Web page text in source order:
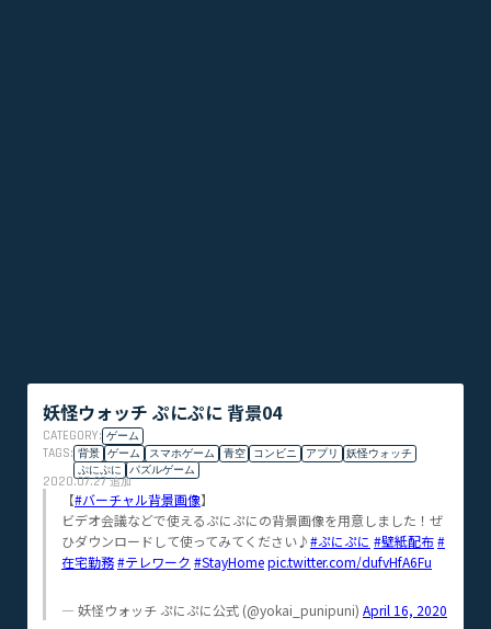
妖怪ウォッチ ぷにぷに 背景04
CATEGORY: ゲーム
TAGS: 背景 ゲーム スマホゲーム 青空 コンビニ アプリ
妖怪ウォッチ
ぷにぷに
パズルゲーム
2020.07.27追加
【#バーチャル背景画像】
ビデオ会議などで使えるぷにぷにの背景画像を用意しました！ぜ
ひダウンロードして使ってみてください♪#ぷにぷに #壁紙配布#
在宅勤務#テレワーク #StayHomepic.twitter.com/dufvHfA6Fu
— 妖怪ウォッチ ぷにぷに公式 (@yokai_punipuni) April 16, 2020